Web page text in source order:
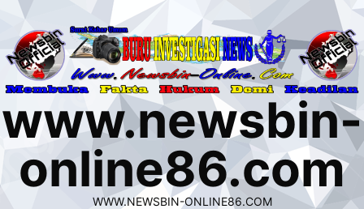
Skip
content
www.newsbin-
online86.com
WWW.NEWSBIN-ONLINE86.COM